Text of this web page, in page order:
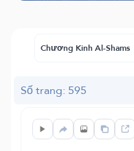
Chương Kinh Al-Shams
Số trang: 595